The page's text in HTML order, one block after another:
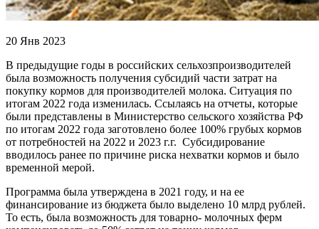
20 Янв 2023
В предыдущие годы в российских сельхозпроизводителей
была возможность получения субсидий части затрат на
покупку кормов для производителей молока. Ситуация по
итогам 2022 года изменилась. Ссылаясь на отчеты, которые
были представлены в Министерство сельского хозяйства РФ
по итогам 2022 года заготовлено более 100% грубых кормов
от потребностей на 2022 и 2023 г.г. Субсидирование
вводилось ранее по причине риска нехватки кормов и было
временной мерой.
Программа была утверждена в 2021 году, и на ее
финансирование из бюджета было выделено 10 млрд рублей.
То есть, была возможность для товарно- молочных ферм